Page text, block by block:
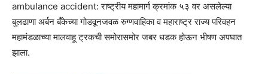
ambulance accident: राष्ट्रीय महामार्ग क्रमांक ५३ वर असलेल्या
बुलढाणा अर्बन बँकेच्या गोडवूनजवळ रुग्णवाहिका व महाराष्ट्र राज्य परिवहन
महामंडळाच्या मालवाहू ट्रकची समोरासमोर जबर धडक होऊन भीषण अपघात
झाला.